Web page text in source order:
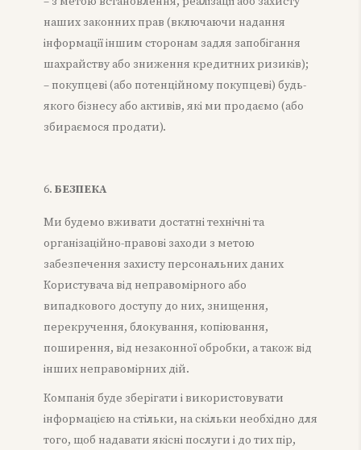
наших законних прав (включаючи надання
інформації іншим сторонам задля запобігання
шахрайству або зниження кредитних ризиків);
– покупцеві (або потенційному покупцеві) будь-
якого бізнесу або активів, які ми продаємо (або
збираємося продати).
БЕЗПЕКА
Ми будемо вживати достатні технічні та
організаційно-правові заходи з метою
забезпечення захисту персональних даних
Користувача від неправомірного або
випадкового доступу до них, знищення,
перекручення, блокування, копіювання,
поширення, від незаконної обробки, а також від
інших неправомірних дій.
Компанія буде зберігати і використовувати
інформацією на стільки, на скільки необхідно для
того, щоб надавати якісні послуги і до тих пір,